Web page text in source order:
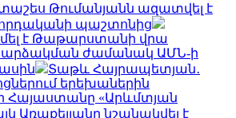
Թումանյանն ազատվել է
պաշտոնից
է Թաթարստանի վրա
ժամանակ ԱՄՆ-ի
Տաթև Հայրապետյան․
երեխաներին
Հայաստանը «Արևմտյան
Առաքելյանը նշանակվել է